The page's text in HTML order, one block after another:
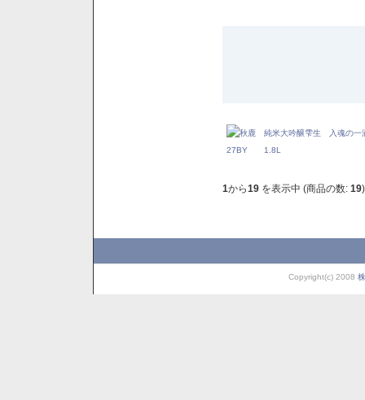
1から19 を表示中 (商品の数: 19)
Copyright(c) 2008